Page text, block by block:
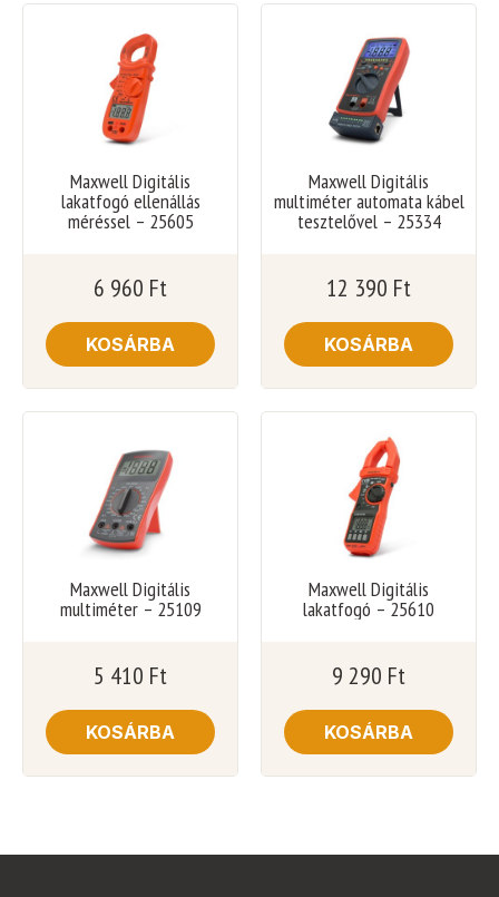
Maxwell Digitális
lakatfogó ellenállás
méréssel – 25605
6 960 Ft
KOSÁRBA
Maxwell Digitális
multiméter automata kábel
tesztelővel – 25334
12 390 Ft
KOSÁRBA
Maxwell Digitális
multiméter – 25109
5 410 Ft
KOSÁRBA
Maxwell Digitális
lakatfogó – 25610
9 290 Ft
KOSÁRBA